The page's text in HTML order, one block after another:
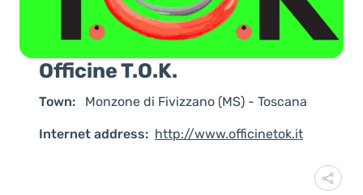
Officine T.O.K.
Town: Monzone di Fivizzano (MS) - Toscana
Internet address: http://www.officinetok.it